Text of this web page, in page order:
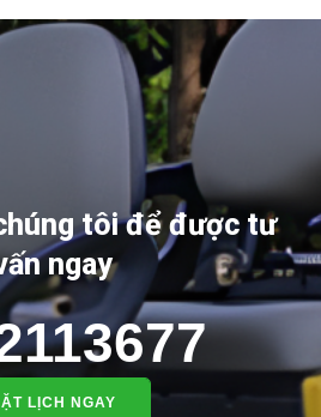
tôi để được tư
ngay
LỊCH NGAY